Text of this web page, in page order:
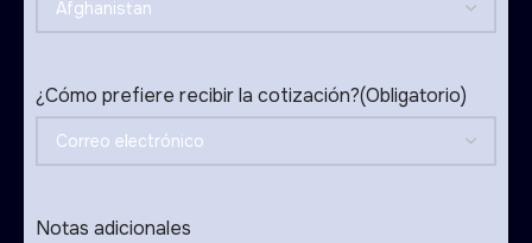
¿Cómo prefiere recibir la cotización?(Obligatorio)
Notas adicionales